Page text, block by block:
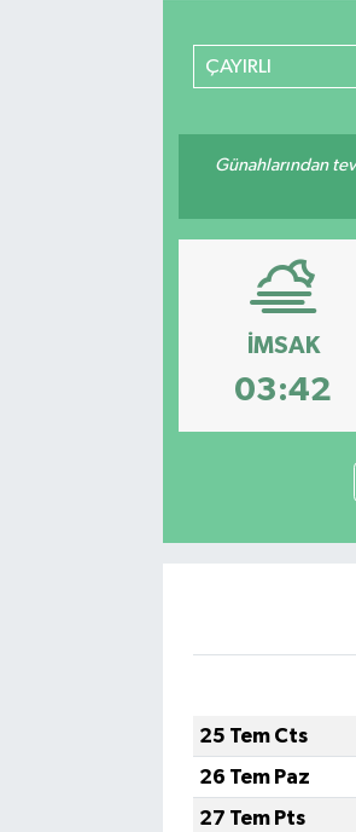
ÇAYIRLI
Günahlarından
İMSAK
03:42
25 Tem Cts
26 Tem Paz
27 Tem Pts
RESMİ İLANLAR
SOSYAL YARDIMLAR